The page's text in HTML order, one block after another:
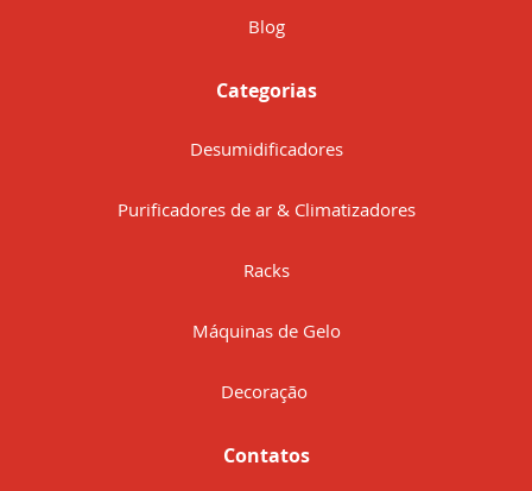
Blog
Categorias
Desumidificadores
Purificadores de ar & Climatizadores
Racks
Máquinas de Gelo
Decoração
Contatos